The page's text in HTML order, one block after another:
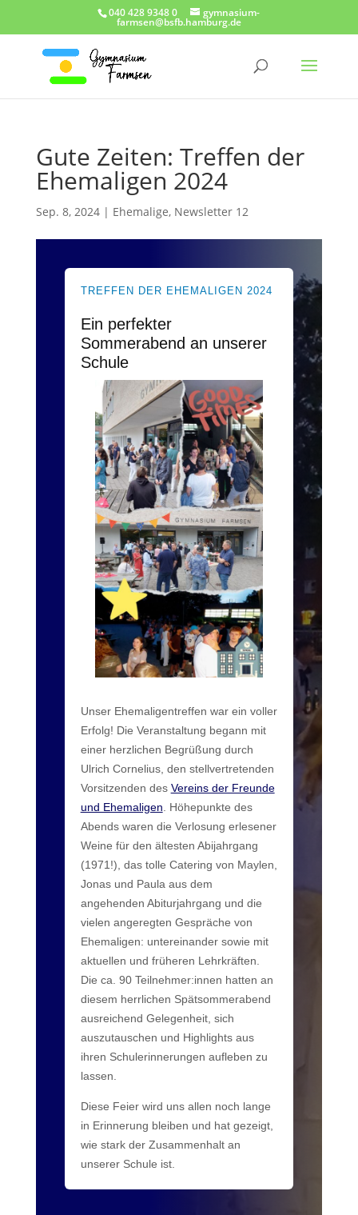
040 428 9348 0 gymnasium-
farmsen@bsfb.hamburg.de
Gute Zeiten: Treffen der
Ehemaligen 2024
Sep. 8, 2024| Ehemalige, Newsletter 12
TREFFEN DER EHEMALIGEN 2024
Ein perfekter
Sommerabend an unserer
Schule
Unser Ehemaligentreffen war ein voller
Erfolg! Die Veranstaltung begann mit
einer herzlichen Begrüßung durch
Ulrich Cornelius, den stellvertretenden
Vorsitzenden des Vereins der Freunde
und Ehemaligen. Höhepunkte des
Abends waren die Verlosung erlesener
Weine für den ältesten Abijahrgang
(1971!), das tolle Catering von Maylen,
Jonas und Paula aus dem
angehenden Abiturjahrgang und die
vielen angeregten Gespräche von
Ehemaligen: untereinander sowie mit
aktuellen und früheren Lehrkräften.
Die ca. 90 Teilnehmer:innen hatten an
diesem herrlichen Spätsommerabend
ausreichend Gelegenheit, sich
auszutauschen und Highlights aus
ihren Schulerinnerungen aufleben zu
lassen.
Diese Feier wird uns allen noch lange
in Erinnerung bleiben und hat gezeigt,
wie stark der Zusammenhalt an
unserer Schule ist.